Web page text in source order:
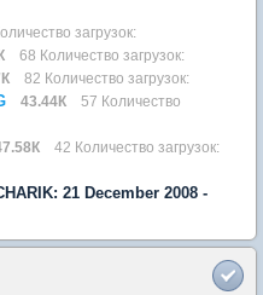
загрузок:
68 Количество загрузок:
82 Количество загрузок:
43.44К
57 Количество
42 Количество загрузок:
21 December 2008 -